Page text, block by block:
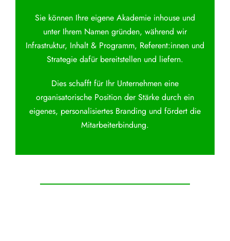
Sie können Ihre eigene Akademie inhouse und
unter Ihrem Namen gründen, während wir
Infrastruktur, Inhalt & Programm, Referent:innen und
Strategie dafür bereitstellen und liefern.
Dies schafft für Ihr Unternehmen eine
organisatorische Position der Stärke durch ein
eigenes, personalisiertes Branding und fördert die
Mitarbeiterbindung.